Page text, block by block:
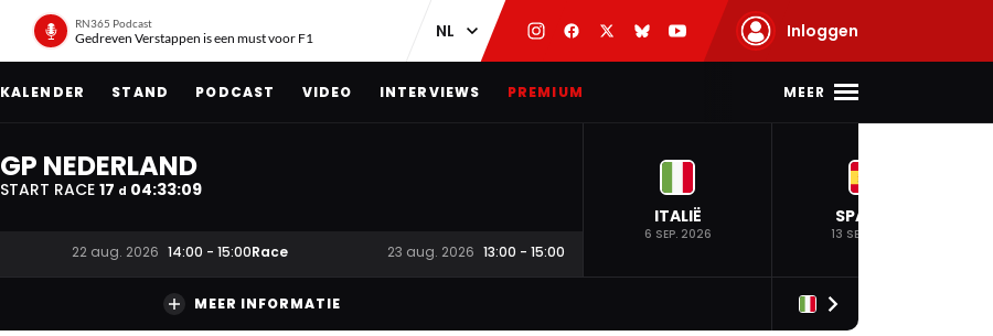
RN365 Podcast
Gedreven Verstappen is een must voor F1 Inloggen
KALENDER STAND PODCAST VIDEO INTERVIEWS PREMIUM MEER
GP NEDERLAND
START RACE 17 d 04:33:08
22 aug. 2026 14:00 - 15:00Race 23 aug. 2026 13:00 - 15:00
ITALIË
6 SEP. 2026
SPANJE
13 SEP. 2026
MEER INFORMATIE